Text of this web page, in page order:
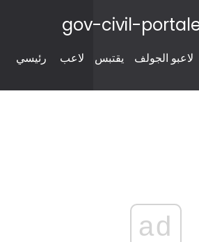
gov-civil-
رئيسي لاعب يقتبس لاعبو الجولف
ad